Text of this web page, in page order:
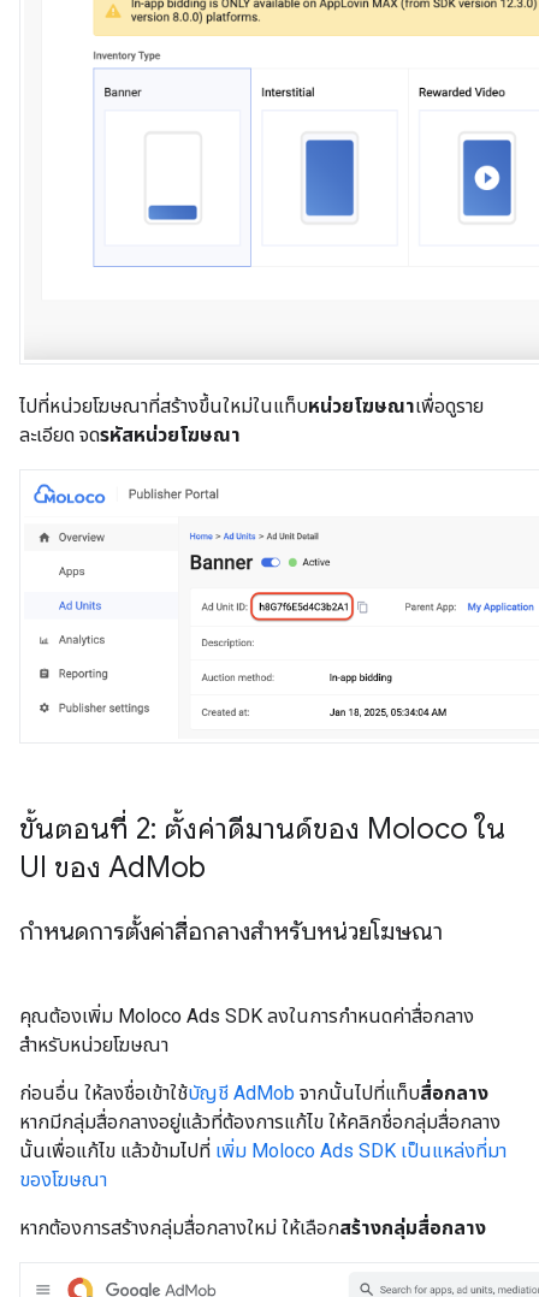
ไปที่หน่วยโฆษณาที่สร้างขึ้นใหม่ในแท็บหน่วยโฆษณาเพื่อดูราย
ละเอียด จดรหัสหน่วยโฆษณา
ขั้นตอนที่ 2: ตั้งค่าดีมานด์ของ Moloco ใน
UI ของ AdMob
กำหนดการตั้งค่าสื่อกลางสำหรับหน่วยโฆษณา
คุณต้องเพิ่ม Moloco Ads SDK ลงในการกำหนดค่าสื่อกลาง
สำหรับหน่วยโฆษณา
ก่อนอื่น ให้ลงชื่อเข้าใช้บัญชี AdMob จากนั้นไปที่แท็บสื่อกลาง
หากมีกลุ่มสื่อกลางอยู่แล้วที่ต้องการแก้ไข ให้คลิกชื่อกลุ่มสื่อกลาง
นั้นเพื่อแก้ไข แล้วข้ามไปที่ เพิ่ม Moloco Ads SDK เป็นแหล่งที่มา
ของโฆษณา
หากต้องการสร้างกลุ่มสื่อกลางใหม่ ให้เลือกสร้างกลุ่มสื่อกลาง